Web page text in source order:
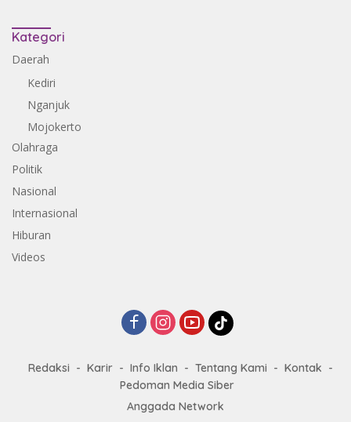
Kategori
Daerah
Kediri
Nganjuk
Mojokerto
Olahraga
Politik
Nasional
Internasional
Hiburan
Videos
Redaksi Karir Info Iklan Tentang Kami
Kontak
Pedoman Media Siber
Anggada Network